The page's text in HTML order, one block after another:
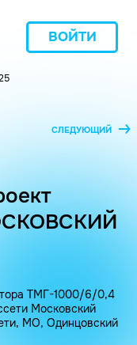
ВОЙТИ
СЛЕДУЮЩИЙ
ТМГ-1000/6/0,4
Московский
МО, Одинцовский